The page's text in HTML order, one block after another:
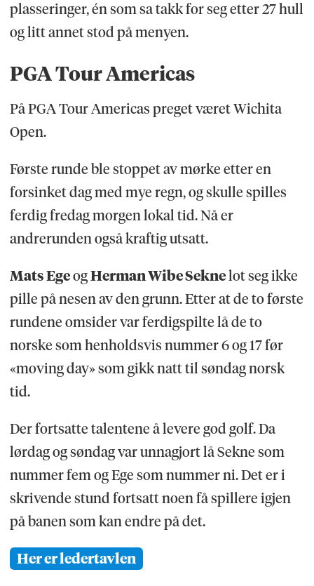
plasseringer, én som sa takk for seg etter 27 hull
og litt annet stod på menyen.
PGA Tour Americas
På PGA Tour Americas preget været Wichita
Open.
Første runde ble stoppet av mørke etter en
forsinket dag med mye regn, og skulle spilles
ferdig fredag morgen lokal tid. Nå er
andrerunden også kraftig utsatt.
Mats EgeogHerman Wibe Seknelot seg ikke
pille på nesen av den grunn. Etter at de to første
rundene omsider var ferdigspilte lå de to
norske som henholdsvis nummer 6 og 17 før
«moving day» som gikk natt til søndag norsk
tid.
Der fortsatte talentene å levere god golf. Da
lørdag og søndag var unnagjort lå Sekne som
nummer fem og Ege som nummer ni. Det er i
skrivende stund fortsatt noen få spillere igjen
på banen som kan endre på det.
Her er ledertavlen